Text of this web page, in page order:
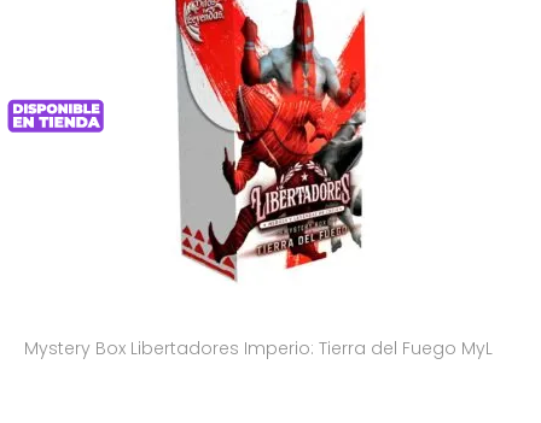
Mystery Box Libertadores Imperio: Tierra del Fuego MyL